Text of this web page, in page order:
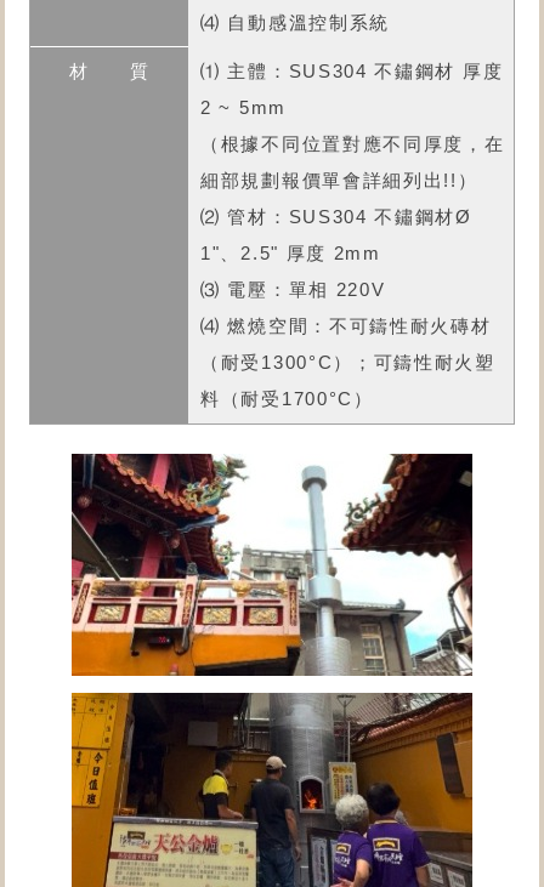
⑷ 自動感溫控制系統
⑴ 主體：SUS304 不鏽鋼材 厚度
2 ~ 5mm
（根據不同位置對應不同厚度，在
細部規劃報價單會詳細列出!!）
⑵ 管材：SUS304 不鏽鋼材Ø
1"、2.5" 厚度 2mm
⑶ 電壓：單相 220V
⑷ 燃燒空間：不可鑄性耐火磚材
（耐受1300°C）；可鑄性耐火塑
料（耐受1700°C）